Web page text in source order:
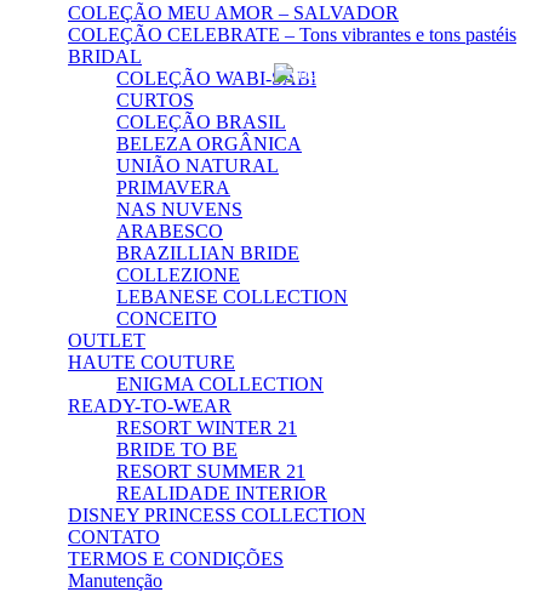
COLEÇÃO MEU AMOR – SALVADOR
COLEÇÃO CELEBRATE – Tons vibrantes e tons pastéis
BRIDAL
COLEÇÃO WABI-SABI
CURTOS
COLEÇÃO BRASIL
BELEZA ORGÂNICA
UNIÃO NATURAL
PRIMAVERA
NAS NUVENS
ARABESCO
BRAZILLIAN BRIDE
COLLEZIONE
LEBANESE COLLECTION
CONCEITO
OUTLET
HAUTE COUTURE
ENIGMA COLLECTION
READY-TO-WEAR
RESORT WINTER 21
BRIDE TO BE
RESORT SUMMER 21
REALIDADE INTERIOR
DISNEY PRINCESS COLLECTION
CONTATO
TERMOS E CONDIÇÕES
Manutenção